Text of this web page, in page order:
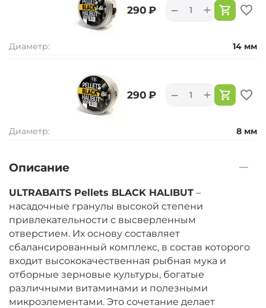
‍290‍ ₽ +
−
Диаметр: 14 мм
‍290‍ ₽ +
−
Диаметр: 8 мм
Описание
ULTRABAITS Pellets BLACK HALIBUT –
насадочные гранулы высокой степени
привлекательности с высверленным
отверстием. Их основу составляет
сбалансированный комплекс, в состав которого
входит высококачественная рыбная мука и
отборные зерновые культуры, богатые
различными витаминами и полезными
микроэлементами. Это сочетание делает